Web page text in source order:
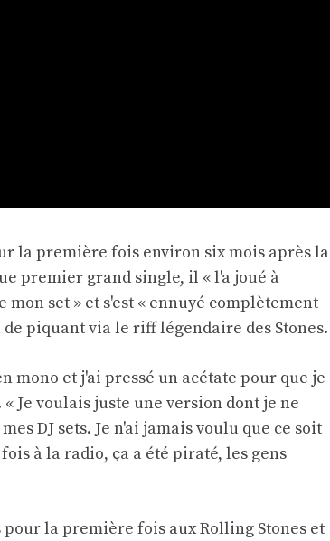
la première fois environ six mois après la
premier grand single, il « l'a joué à
set » et s'est « ennuyé complètement
piquant via le riff légendaire des Stones.
mono et j'ai pressé un acétate pour que je
Je voulais juste une version dont je ne
DJ sets. Je n'ai jamais voulu que ce soit
à la radio, ça a été piraté, les gens
pour la première fois aux Rolling Stones et